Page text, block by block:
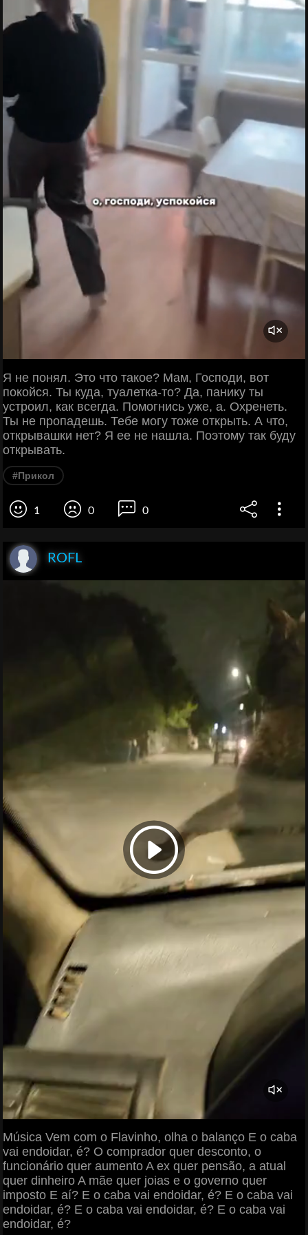
Я не понял. Это что такое? Мам, Господи, вот
покойся. Ты куда, туалетка-то? Да, панику ты
устроил, как всегда. Помогнись уже, а. Охренеть.
Ты не пропадешь. Тебе могу тоже открыть. А что,
открывашки нет? Я ее не нашла. Поэтому так буду
открывать.
#Прикол
1 0 0
ROFL
Música Vem com o Flavinho, olha o balanço E o caba
vai endoidar, é? O comprador quer desconto, o
funcionário quer aumento A ex quer pensão, a atual
quer dinheiro A mãe quer joias e o governo quer
imposto E aí? E o caba vai endoidar, é? E o caba vai
endoidar, é? E o caba vai endoidar, é? E o caba vai
endoidar, é?